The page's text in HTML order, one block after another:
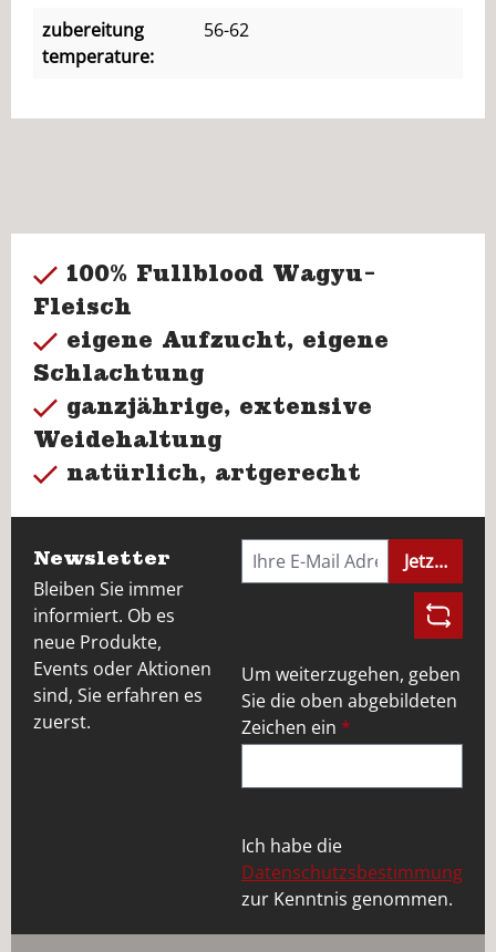
zubereitung
temperature:
56-62
100% Fullblood Wagyu-
Fleisch
eigene Aufzucht, eigene
Schlachtung
ganzjährige, extensive
Weidehaltung
natürlich, artgerecht
Newsletter
Bleiben Sie immer
informiert. Ob es
neue Produkte,
Events oder Aktionen
sind, Sie erfahren es
zuerst.
Jetzt
Um weiterzugehen, geben
Sie die oben abgebildeten
Zeichen ein *
Ich habe die
Datenschutzsbestimmung
zur Kenntnis genommen.